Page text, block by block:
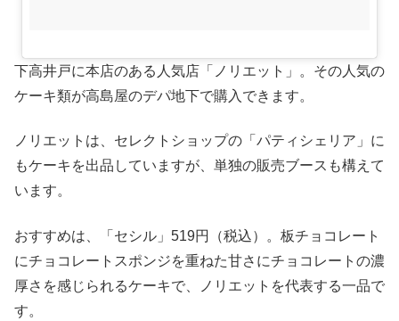
下高井戸に本店のある人気店「ノリエット」。その人気の
ケーキ類が高島屋のデパ地下で購入できます。
ノリエットは、セレクトショップの「パティシェリア」に
もケーキを出品していますが、単独の販売ブースも構えて
います。
おすすめは、「セシル」519円（税込）。板チョコレート
にチョコレートスポンジを重ねた甘さにチョコレートの濃
厚さを感じられるケーキで、ノリエットを代表する一品で
す。